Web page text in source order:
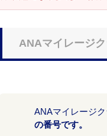
ANAマイレージ
ANAマイレージ
の番号です。